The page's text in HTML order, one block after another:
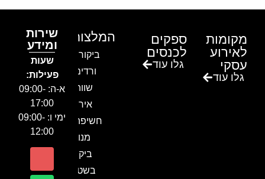
מקומות
לאירוע
עסקי
גלו עוד
ספקים
לכנסים
גלו עוד
המלצות
ביקור בגן
ורדים –
שווה!!
אירוע
חשיפה- זיו
מנור
ביקור
בשטח-
שירות
ומידע
שעות
פעילות:
א-ה: 09:00-
17:00
ימי ו: 09:00-
12:00